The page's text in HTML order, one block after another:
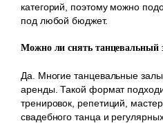
категорий, поэтому можно
под любой бюджет.
Можно ли снять танцевальный
Да. Многие танцевальные
аренды. Такой формат
тренировок, репетиций,
свадебного танца и